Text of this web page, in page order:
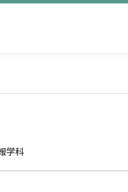
学科